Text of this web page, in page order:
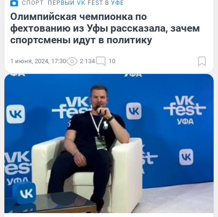
СПОРТ ПЕРВЫЙ VK FEST В УФЕ
Олимпийская чемпионка по
фехтованию из Уфы рассказала, зачем
спортсмены идут в политику
1 июня, 2024, 17:30 2 134 10